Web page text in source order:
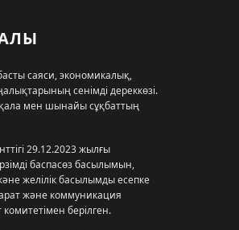
басты саяси, экономикалық,
сенімді дереккөзі.
мен шынайы сұқбаттың
29.12.2023 жылғы
баспасөз басылымын,
желілік басылымды есепке
және коммуникация
комитетімен берілген.